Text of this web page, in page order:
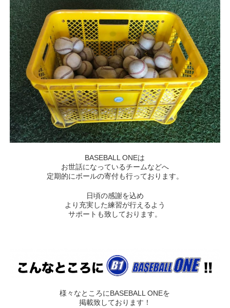
BASEBALL ONEは
お世話になっているチームなどへ
定期的にボールの寄付も行っております。
日頃の感謝を込め
より充実した練習が行えるよう
サポートも致しております。
様々なところにBASEBALL ONEを
掲載致しております！